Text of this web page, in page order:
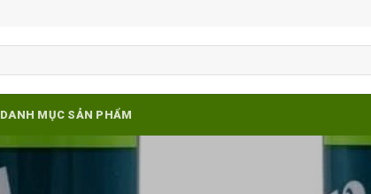
DANH MỤC SẢN PHẨM